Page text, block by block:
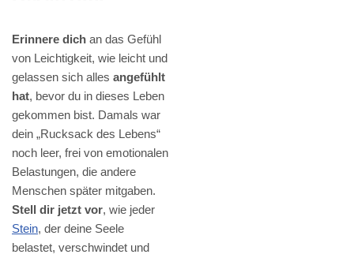
Erinnere dich an das Gefühl
von Leichtigkeit, wie leicht und
gelassen sich alles angefühlt
hat, bevor du in dieses Leben
gekommen bist. Damals war
dein „Rucksack des Lebens“
noch leer, frei von emotionalen
Belastungen, die andere
Menschen später mitgaben.
Stell dir jetzt vor, wie jeder
Stein, der deine Seele
belastet, verschwindet und